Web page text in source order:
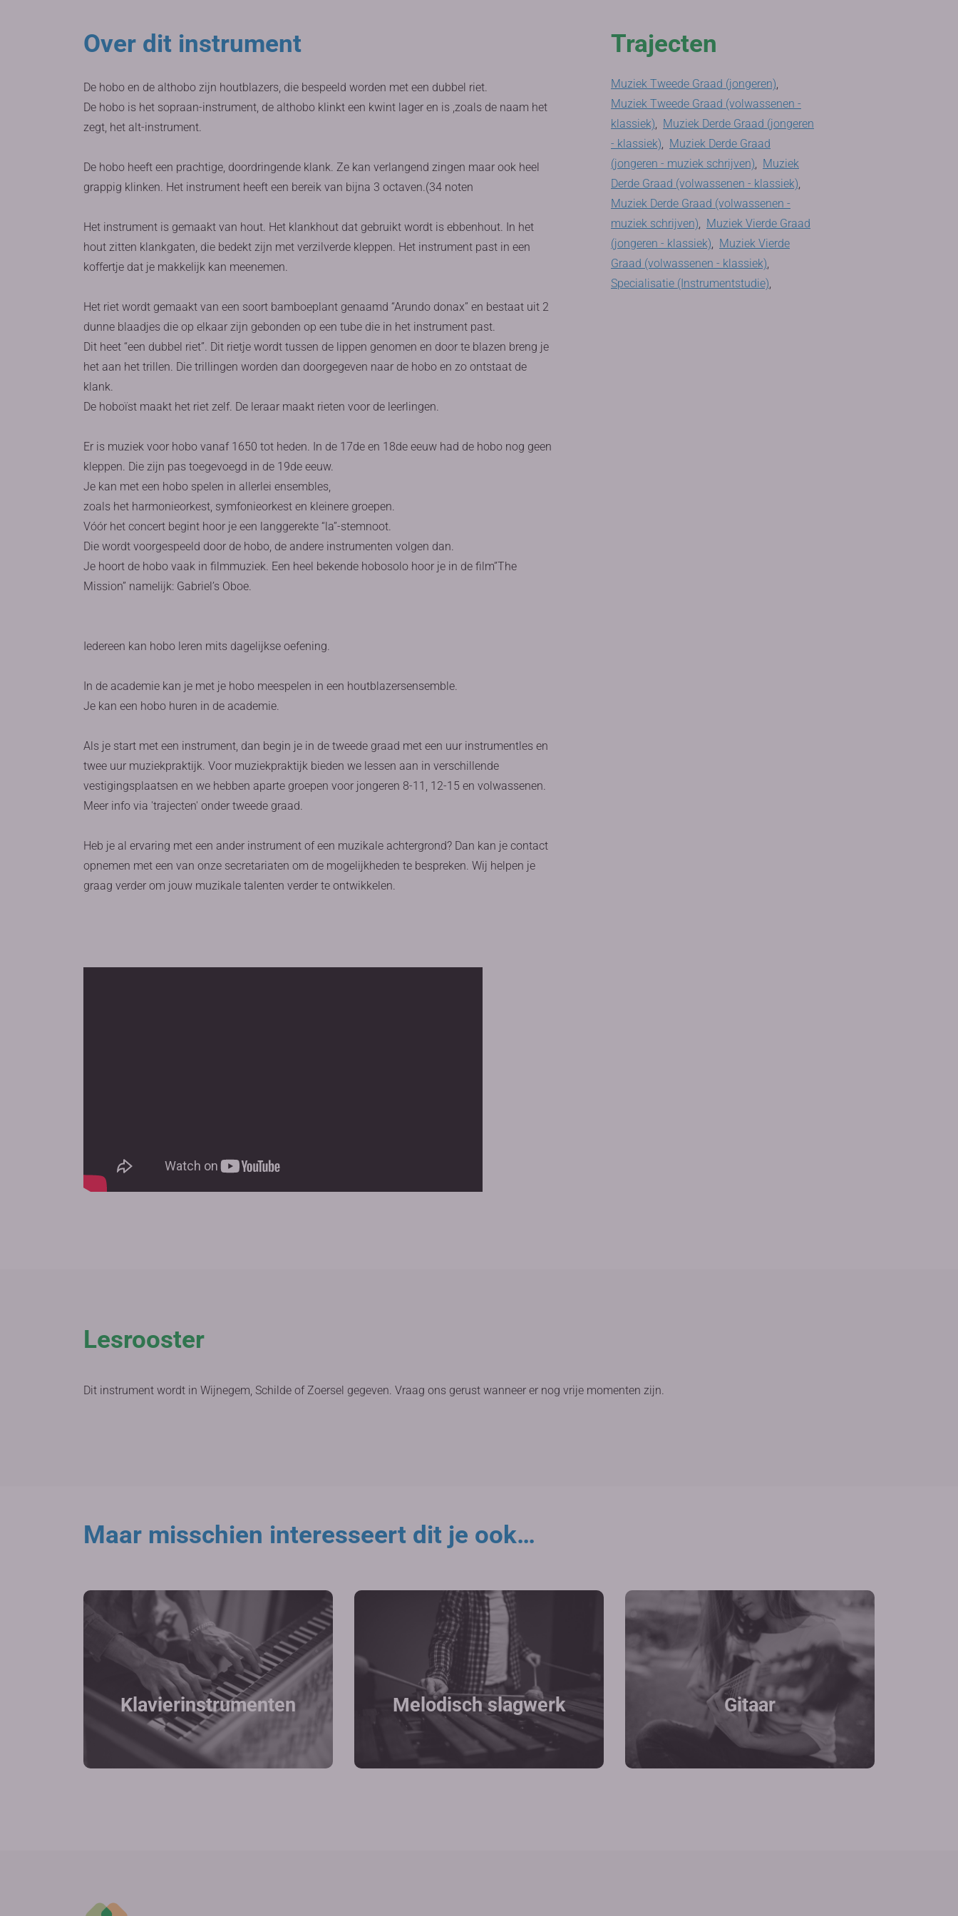
Over dit instrument
De hobo en de althobo zijn houtblazers, die bespeeld worden met een dubbel riet.
De hobo is het sopraan-instrument, de althobo klinkt een kwint lager en is ,zoals de naam het
zegt, het alt-instrument.
De hobo heeft een prachtige, doordringende klank. Ze kan verlangend zingen maar ook heel
grappig klinken. Het instrument heeft een bereik van bijna 3 octaven.(34 noten
Het instrument is gemaakt van hout. Het klankhout dat gebruikt wordt is ebbenhout. In het
hout zitten klankgaten, die bedekt zijn met verzilverde kleppen. Het instrument past in een
koffertje dat je makkelijk kan meenemen.
Het riet wordt gemaakt van een soort bamboeplant genaamd “Arundo donax” en bestaat uit 2
dunne blaadjes die op elkaar zijn gebonden op een tube die in het instrument past.
Dit heet “een dubbel riet”. Dit rietje wordt tussen de lippen genomen en door te blazen breng je
het aan het trillen. Die trillingen worden dan doorgegeven naar de hobo en zo ontstaat de
klank.
De hoboïst maakt het riet zelf. De leraar maakt rieten voor de leerlingen.
Er is muziek voor hobo vanaf 1650 tot heden. In de 17de en 18de eeuw had de hobo nog geen
kleppen. Die zijn pas toegevoegd in de 19de eeuw.
Je kan met een hobo spelen in allerlei ensembles,
zoals het harmonieorkest, symfonieorkest en kleinere groepen.
Vóór het concert begint hoor je een langgerekte “la”-stemnoot.
Die wordt voorgespeeld door de hobo, de andere instrumenten volgen dan.
Je hoort de hobo vaak in filmmuziek. Een heel bekende hobosolo hoor je in de film”The
Mission” namelijk: Gabriel’s Oboe.
Iedereen kan hobo leren mits dagelijkse oefening.
In de academie kan je met je hobo meespelen in een houtblazersensemble.
Je kan een hobo huren in de academie.
Als je start met een instrument, dan begin je in de tweede graad met een uur instrumentles en
twee uur muziekpraktijk. Voor muziekpraktijk bieden we lessen aan in verschillende
vestigingsplaatsen en we hebben aparte groepen voor jongeren 8-11, 12-15 en volwassenen.
Meer info via 'trajecten' onder tweede graad.
Heb je al ervaring met een ander instrument of een muzikale achtergrond? Dan kan je contact
opnemen met een van onze secretariaten om de mogelijkheden te bespreken. Wij helpen je
graag verder om jouw muzikale talenten verder te ontwikkelen.
Trajecten
Muziek Tweede Graad (jongeren),
Muziek Tweede Graad (volwassenen -
klassiek), Muziek Derde Graad (jongeren
- klassiek), Muziek Derde Graad
(jongeren - muziek schrijven), Muziek
Derde Graad (volwassenen - klassiek),
Muziek Derde Graad (volwassenen -
muziek schrijven), Muziek Vierde Graad
(jongeren - klassiek), Muziek Vierde
Graad (volwassenen - klassiek),
Specialisatie (Instrumentstudie),
Lesrooster
Dit instrument wordt in Wijnegem, Schilde of Zoersel gegeven. Vraag ons gerust wanneer er nog vrije momenten zijn.
Maar misschien interesseert dit je ook…
Klavierinstrumenten Melodisch slagwerk Gitaar